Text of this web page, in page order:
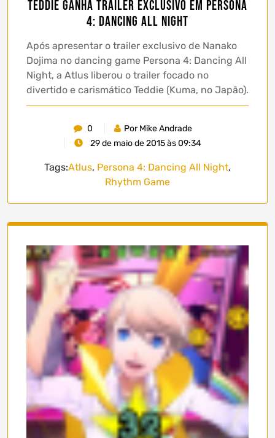
Teddie ganha trailer exclusivo em Persona
4: Dancing All Night
Após apresentar o trailer exclusivo de Nanako
Dojima no dancing game Persona 4: Dancing All
Night, a Atlus liberou o trailer focado no
divertido e carismático Teddie (Kuma, no Japão).
0
Por Mike Andrade
29 de maio de 2015 às 09:34
Tags:Atlus, Persona 4: Dancing All Night,
Rhythm Game